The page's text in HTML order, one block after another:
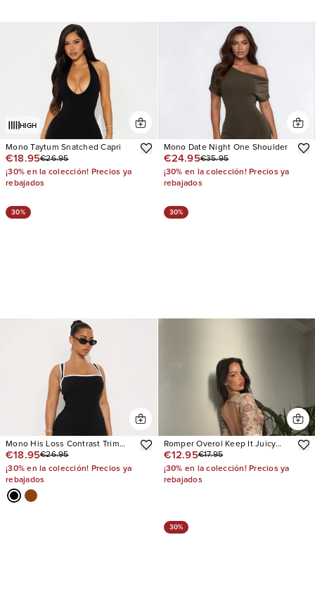
HIGH
Mono Taytum Snatched Capri
€18.95€26.95
¡30% en la colección! Precios ya
rebajados
Mono Date Night One Shoulder
€24.95€35.95
¡30% en la colección! Precios ya
rebajados
30%
Mono His Loss Contrast Trim
Capri
€18.95€26.95
¡30% en la colección! Precios ya
rebajados
30%
Romper Overol Keep It Juicy
Mesh
€12.95€17.95
¡30% en la colección! Precios ya
rebajados
30%